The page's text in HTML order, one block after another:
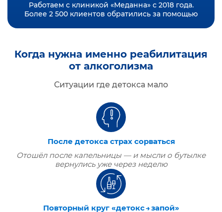
Работаем с клиникой «Меданна» с 2018 года.
Более 2 500 клиентов обратились за помощью
Когда нужна именно реабилитация
от алкоголизма
Ситуации где детокса мало
После детокса страх сорваться
Отошёл после капельницы — и мысли о бутылке
вернулись уже через неделю
Повторный круг «детокс → запой»